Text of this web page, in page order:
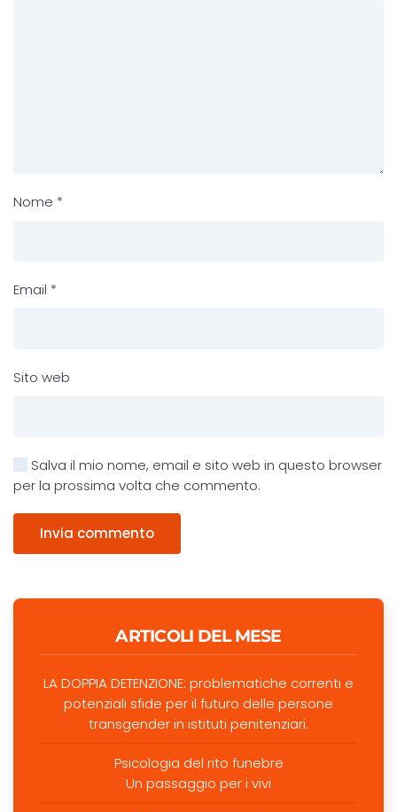
Nome *
Email *
Sito web
Salva il mio nome, email e sito web in questo browser
per la prossima volta che commento.
Invia commento
ARTICOLI DEL MESE
LA DOPPIA DETENZIONE: problematiche correnti e
potenziali sfide per il futuro delle persone
transgender in istituti penitenziari.
Psicologia del rito funebre
Un passaggio per i vivi